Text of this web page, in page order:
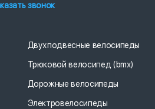
звонок
Двухподвесные велосипеды
Трюковой велосипед (bmx)
Дорожные велосипеды
Электровелосипеды